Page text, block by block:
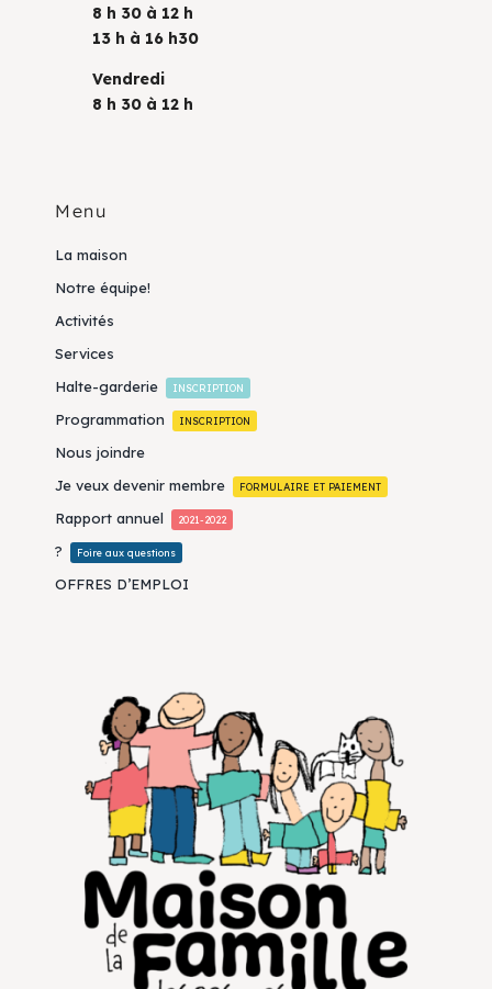
8 h 30 à 12 h
13 h à 16 h30
Vendredi
8 h 30 à 12 h
Menu
La maison
Notre équipe!
Activités
Services
Halte-garderie
INSCRIPTION
Programmation INSCRIPTION
Nous joindre
Je veux devenir membre
FORMULAIRE ET PAIEMENT
Rapport annuel 2021-2022
? Foire aux questions
OFFRES D’EMPLOI